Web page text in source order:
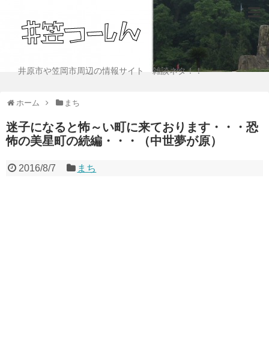
井原市や笠岡市周辺の情報サイト 雑談ネタ！！
ホーム まち
迷子になると怖～い町に来ております・・・恐
怖の美星町の続編・・・（中世夢が原）
2016/8/7 まち